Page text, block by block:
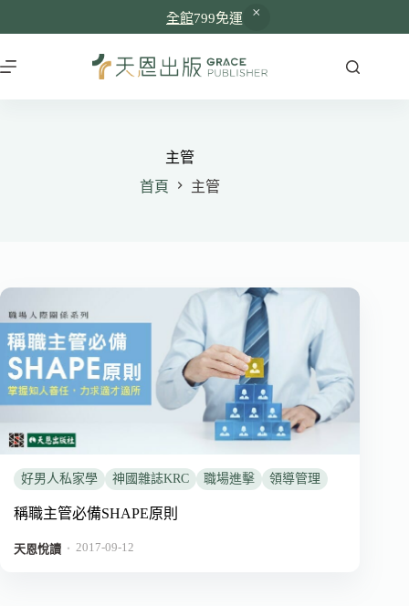
全館799免運
至
主管
首頁
主管
好男人私家學 神國雜誌KRC 職場進擊 領導管理
稱職主管必備SHAPE原則
天恩悅讀 ． 2017-09-12